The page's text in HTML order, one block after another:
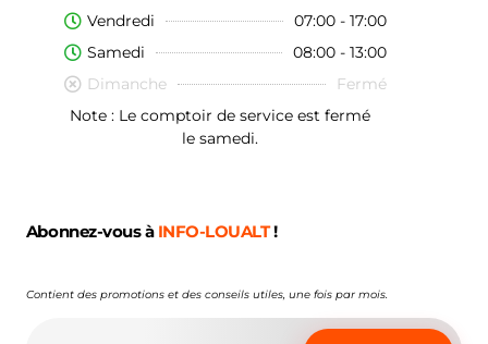
Vendredi
07:00 - 17:00
Samedi
08:00 - 13:00
Dimanche
Fermé
Note : Le comptoir de service est fermé
le samedi.
Abonnez-vous à INFO-LOUALT!
Contient des promotions et des conseils utiles, une fois par mois.